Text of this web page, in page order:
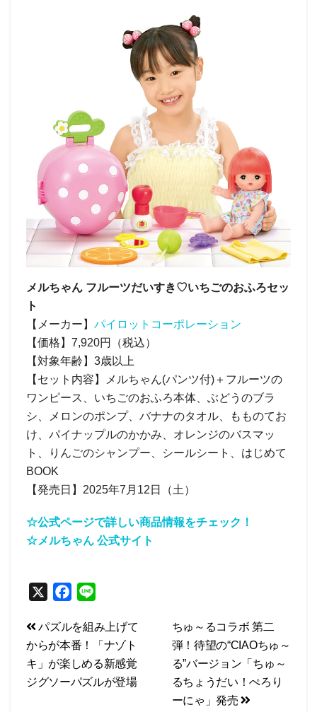
メルちゃん フルーツだいすき♡いちごのおふろセッ
ト
【メーカー】 パイロットコーポレーション
【価格】7,920円（税込）
【対象年齢】3歳以上
【セット内容】メルちゃん(パンツ付)＋フルーツの
ワンピース、いちごのおふろ本体、ぶどうのブラ
シ、メロンのポンプ、バナナのタオル、もものてお
け、パイナップルのかかみ、オレンジのバスマッ
ト、りんごのシャンプー、シールシート、はじめて
BOOK
【発売日】2025年7月12日（土）
☆公式ページで詳しい商品情報をチェック！
☆メルちゃん 公式サイト
c
e
b
o
n
e
投
稿
ナ
ちゅ～るコラボ 第二
弾！待望の“CIAOちゅ～
る”バージョン「ちゅ～
るちょうだい！ぺろり
ーにゃ」発売
パズルを組み上げて
からが本番！「ナゾト
キ」が楽しめる新感覚
ジグソーパズルが登場